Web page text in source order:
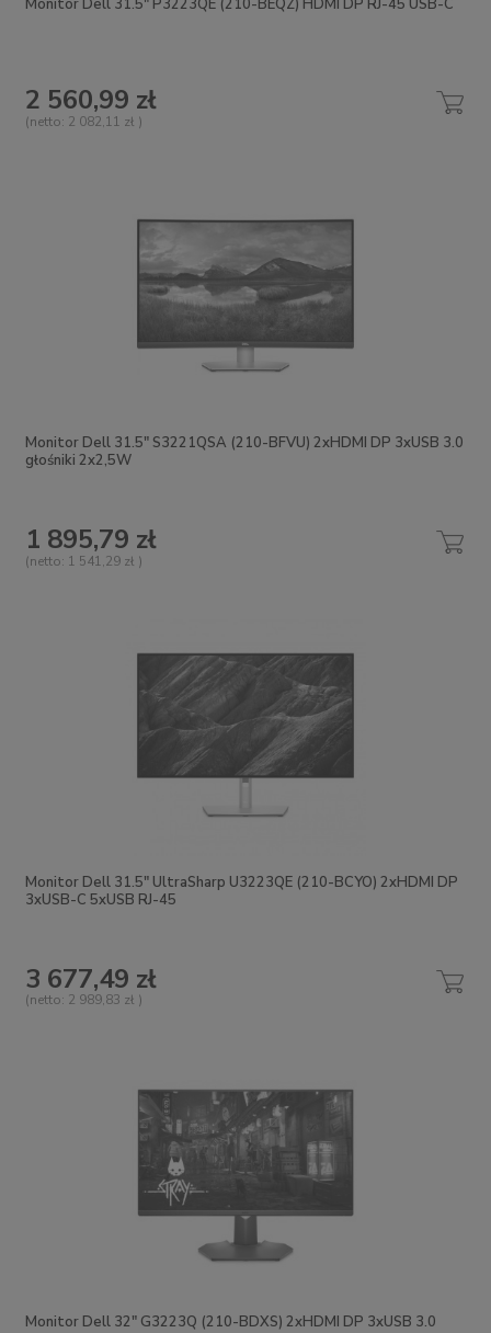
Monitor Dell 31.5" P3223QE (210-BEQZ) HDMI DP RJ-45 USB-C
2 560,99 zł
(netto: 2 082,11 zł )
Monitor Dell 31.5" S3221QSA (210-BFVU) 2xHDMI DP 3xUSB 3.0
głośniki 2x2,5W
1 895,79 zł
(netto: 1 541,29 zł )
Monitor Dell 31.5" UltraSharp U3223QE (210-BCYO) 2xHDMI DP
3xUSB-C 5xUSB RJ-45
3 677,49 zł
(netto: 2 989,83 zł )
Monitor Dell 32" G3223Q (210-BDXS) 2xHDMI DP 3xUSB 3.0